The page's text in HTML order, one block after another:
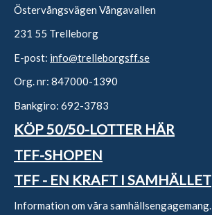
Östervångsvägen Vångavallen
231 55 Trelleborg
E-post: info@trelleborgsff.se
Org. nr: 847000-1390
Bankgiro: 692-3783
KÖP 50/50-LOTTER HÄR
TFF-SHOPEN
TFF - EN KRAFT I SAMHÄLLET
Information om våra samhällsengagemang.